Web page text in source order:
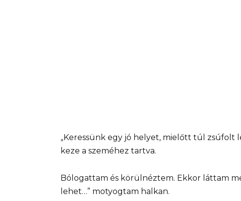
„Keressünk egy jó helyet, mielőtt túl zsúfolt
keze a szeméhez tartva.
Bólogattam és körülnéztem. Ekkor láttam
lehet…” motyogtam halkan.